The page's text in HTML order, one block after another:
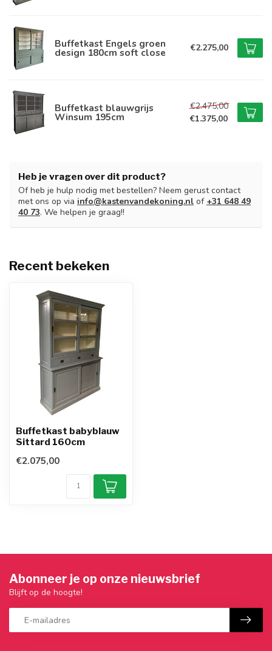
Buffetkast Engels groen
design 180cm soft close €2.275,00
Buffetkast blauwgrijs
Winsum 195cm
€2.475,00
€1.375,00
Heb je vragen over dit product?
Of heb je hulp nodig met bestellen? Neem gerust contact
met ons op via info@kastenvandekoning.nl of +31 648 49
40 73. We helpen je graag!!
Recent bekeken
Buffetkast babyblauw
Sittard 160cm
€2.075,00
Abonneer je op onze nieuwsbrief
Blijft op de hoogte!